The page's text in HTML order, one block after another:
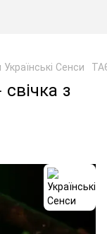
Сенси
з